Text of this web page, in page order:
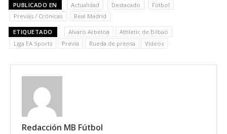
PUBLICADO EN Actualidad Destacado
Fútbol
Previas / Crónicas
Real Madrid
ETIQUETADO Alvaro Arbeloa
Athletic de Bilbao
Liga EA Sports
Previa Rueda de prensa Vídeos
Redacción MB Fútbol